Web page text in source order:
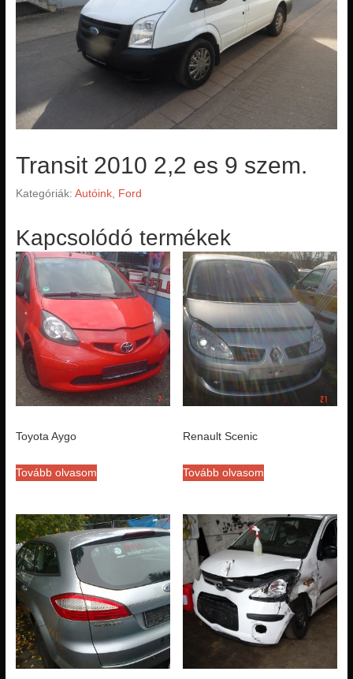
Transit 2010 2,2 es 9 szem.
Kategóriák: Autóink, Ford
Kapcsolódó termékek
Toyota Aygo
Tovább olvasom
Renault Scenic
Tovább olvasom